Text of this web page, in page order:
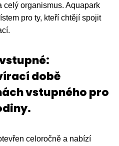
celý organismus. Aquapark
pro ty, kteří chtějí spojit
době
vstupného pro
celoročně a nabízí